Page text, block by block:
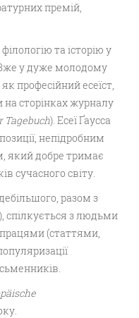
премій,
та історію у
Вже у дуже молодому
професійний есеїст,
сторінках журналу
Tagebuch). Есеї Ґаусса
непідробним
який добре тримає
сучасного світу.
разом з
з людьми
працями (статтями,